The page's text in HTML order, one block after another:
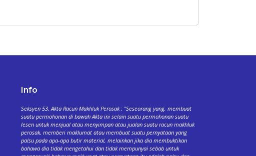
Info
Seksyen 53, Akta Racun Makhluk Perosak : "Seseorang yang, membuat
suatu permohonan di bawah Akta ini selain suatu permohonan suatu
lesen untuk menjual atau menyimpan atau jualan suatu racun makhluk
perosak, memberi maklumat atau membuat suatu pernyataan yang
palsu pada apa-apa butir material, melainkan jika dia membuktikan
bahawa dia tidak mengetahui dan tidak mempunyai sebab untuk